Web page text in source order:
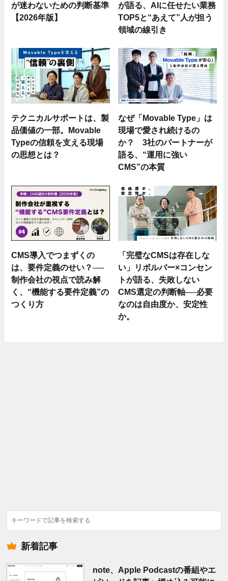
が迷わないための判断基準
【2026年版】
が語る、AIに任せたい業務
TOP5と“あえて”人が担う
領域の線引き
テクニカルサポートは、製
品価値の一部。Movable
Typeの信頼を支える現場
の思想とは？
なぜ「Movable Type」は
現場で愛され続けるの
か？ 3社のパートナーが
語る、“運用に強い
CMS”の本質
CMS導入でつまずくの
は、要件定義のせい？──
制作会社の視点で読み解
く、“機能する要件定義”の
つくり方
「完璧なCMSは存在しな
い」リボルバー×コンセン
トが語る、失敗しない
CMS選定の判断軸──必要
なのは自由度か、安定性
か。
検
索
新着記事
note、Apple Podcastの番組やエ